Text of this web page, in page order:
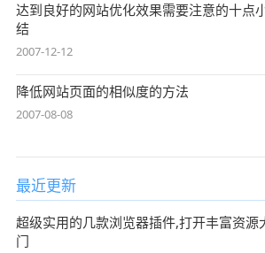
达到良好的网站优化效果需要注意的十点
结
2007-12-12
降低网站页面的相似度的方法
2007-08-08
最近更新
超级实用的几款浏览器插件,打开丰富资源
门